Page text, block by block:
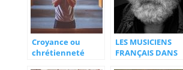
Croyance ou
chrétienneté
LES MUSICIENS
FRANÇAIS DANS